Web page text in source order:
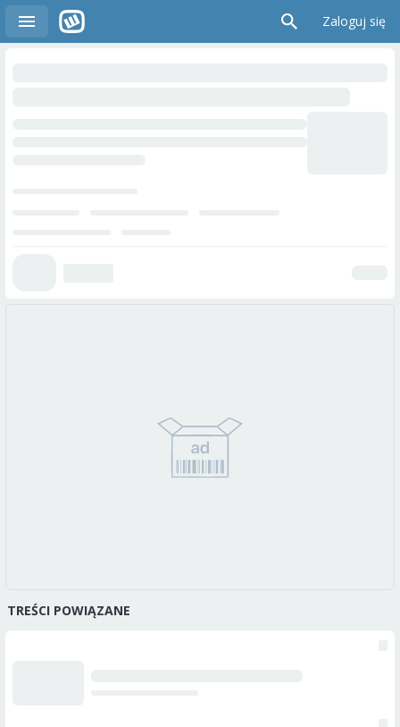
Zaloguj się
TREŚCI POWIĄZANE